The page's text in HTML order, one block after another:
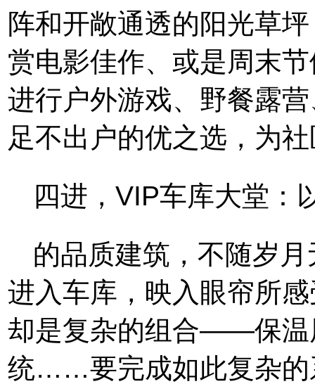
阵和开敞通透的阳光草
赏电影佳作、或是周末
进行户外游戏、野餐露
足不出户的优之选，为
四进，VIP车库大堂：
的品质建筑，不随岁
进入车库，映入眼帘所
却是复杂的组合——保温
统……要完成如此复杂的